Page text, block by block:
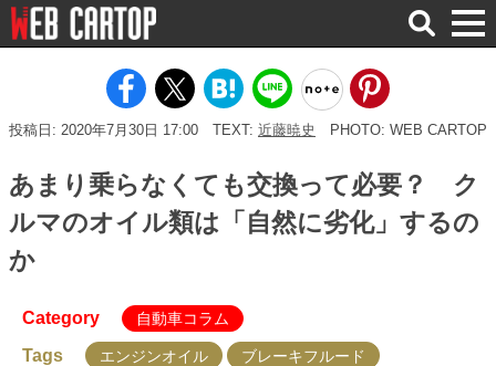
検
索
投稿日: 2020年7月30日 17:00 TEXT: 近藤暁史 PHOTO: WEB CARTOP
あまり乗らなくても交換って必要？ ク
ルマのオイル類は「自然に劣化」するの
か
Category 自動車コラム
Tags エンジンオイル
ブレーキフルード